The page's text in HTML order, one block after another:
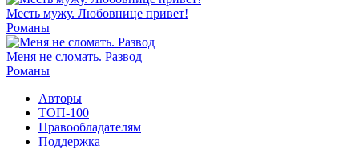
Месть мужу. Любовнице привет!
Романы
Меня не сломать. Развод
Романы
Авторы
ТОП-100
Правообладателям
Поддержка